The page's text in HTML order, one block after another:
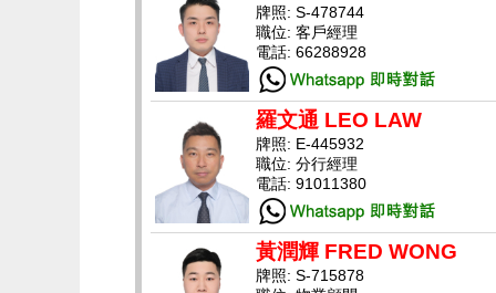
牌照: S-478744
職位: 客戶經理
電話: 66288928
羅文通 LEO LAW
牌照: E-445932
職位: 分行經理
電話: 91011380
黃潤輝 FRED WONG
牌照: S-715878